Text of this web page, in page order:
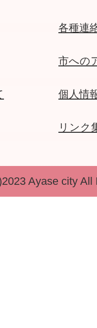
各種連
市への
個人情
リンク
Ayase city